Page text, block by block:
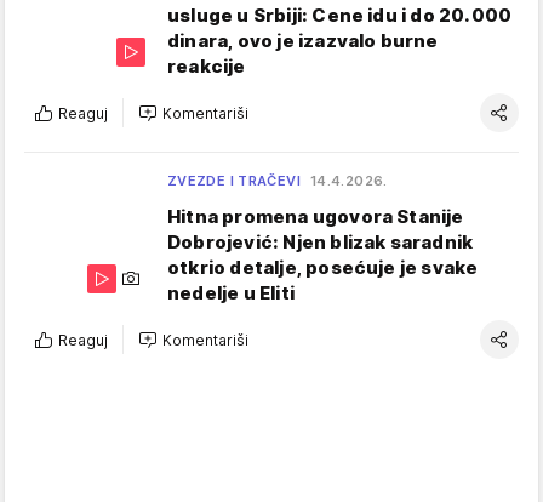
usluge u Srbiji: Cene idu i do 20.000
dinara, ovo je izazvalo burne
reakcije
Reaguj Komentariši
ZVEZDE I TRAČEVI 14.4.2026.
Hitna promena ugovora Stanije
Dobrojević: Njen blizak saradnik
otkrio detalje, posećuje je svake
nedelje u Eliti
Reaguj Komentariši